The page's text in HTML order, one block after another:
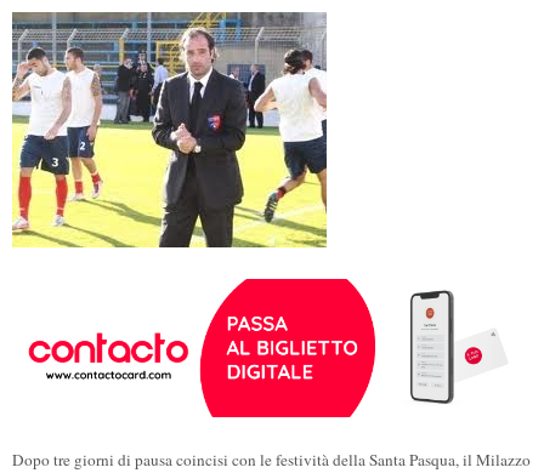
Dopo tre giorni di pausa coincisi con le festività della Santa Pasqua, il Milazzo